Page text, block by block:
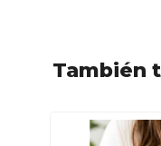
También